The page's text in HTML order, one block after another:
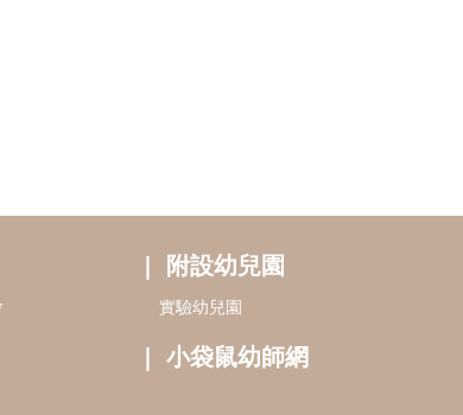
附設幼兒園
實驗幼兒園
小袋鼠幼師網